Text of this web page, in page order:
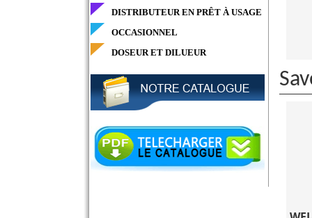
DISTRIBUTEUR EN PRÊT À USAGE
OCCASIONNEL
DOSEUR ET DILUEUR